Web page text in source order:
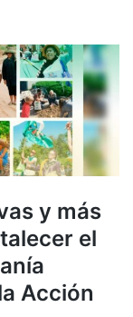
y más
el
Acción